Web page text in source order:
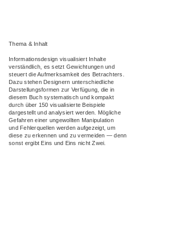
Thema & Inhalt
Informationsdesign visualisiert Inhalte
verständlich, es setzt Gewichtungen und
steuert die Aufmerksamkeit des Betrachters.
Dazu stehen Designern unterschiedliche
Darstellungsformen zur Verfügung, die in
diesem Buch systematisch und kompakt
durch über 150 visualisierte Beispiele
dargestellt und analysiert werden. Mögliche
Gefahren einer ungewollten Manipulation
und Fehlerquellen werden aufgezeigt, um
diese zu erkennen und zu vermeiden — denn
sonst ergibt Eins und Eins nicht Zwei.